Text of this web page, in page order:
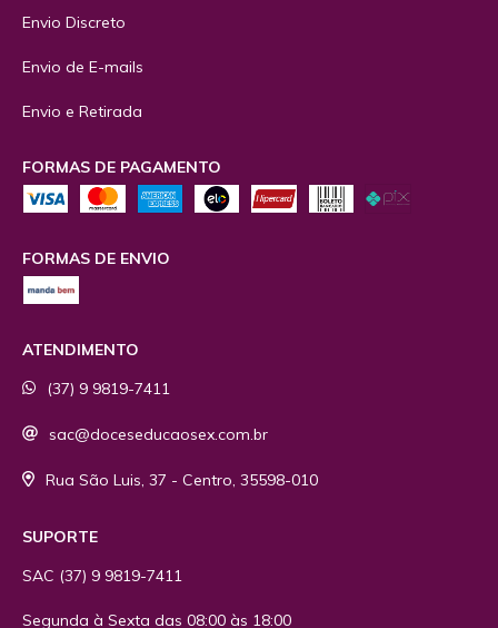
Envio Discreto
Envio de E-mails
Envio e Retirada
FORMAS DE PAGAMENTO
FORMAS DE ENVIO
ATENDIMENTO
(37) 9 9819-7411
sac@doceseducaosex.com.br
Rua São Luis, 37 - Centro, 35598-010
SUPORTE
SAC (37) 9 9819-7411
Segunda à Sexta das 08:00 às 18:00